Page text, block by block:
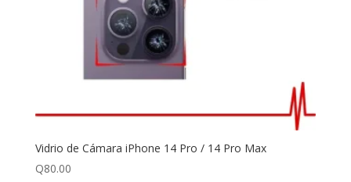
Vidrio de Cámara iPhone 14 Pro / 14 Pro Max
Q80.00